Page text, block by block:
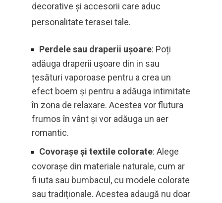
decorative și accesorii care aduc
personalitate terasei tale.
Perdele sau draperii ușoare: Poți
adăuga draperii ușoare din in sau
țesături vaporoase pentru a crea un
efect boem și pentru a adăuga intimitate
în zona de relaxare. Acestea vor flutura
frumos în vânt și vor adăuga un aer
romantic.
Covorașe și textile colorate: Alege
covorașe din materiale naturale, cum ar
fi iuta sau bumbacul, cu modele colorate
sau tradiționale. Acestea adaugă nu doar